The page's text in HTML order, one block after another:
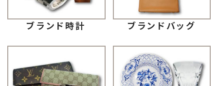
ブランド時計 ブランドバッグ